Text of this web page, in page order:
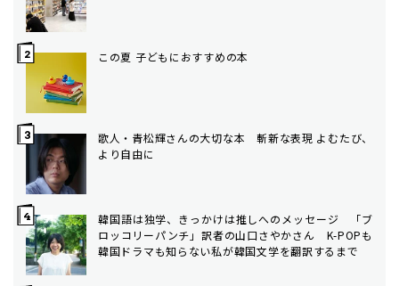
この夏 子どもにおすすめの本
歌人・青松輝さんの大切な本 斬新な表現 よむたび、
より自由に
韓国語は独学、きっかけは推しへのメッセージ 「ブ
ロッコリーパンチ」訳者の山口さやかさん K-POPも
韓国ドラマも知らない私が韓国文学を翻訳するまで